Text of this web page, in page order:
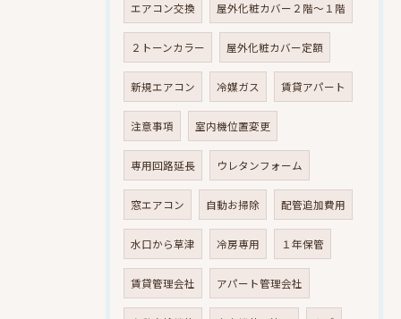
エアコン交換 屋外化粧カバー２階～１階
２トーンカラー 屋外化粧カバー定額
新規エアコン 冷媒ガス 賃貸アパート
注意事項 室内機位置変更
専用回路延長 ウレタンフォーム
窓エアコン 自動お掃除 配管追加費用
水口から草津 冷房専用 １年保管
賃貸管理会社 アパート管理会社